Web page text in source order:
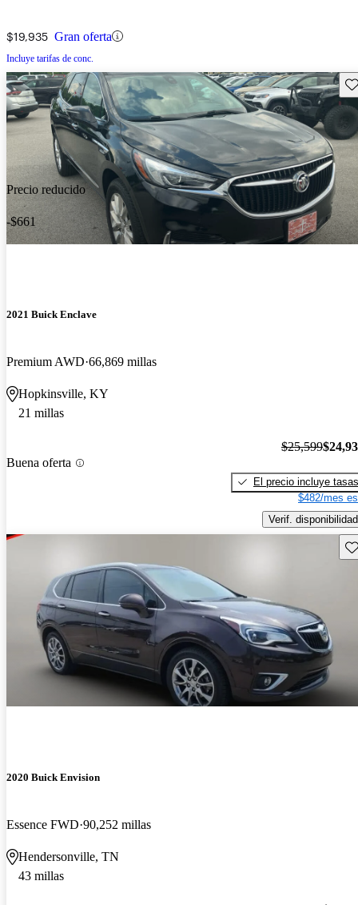
$19,935 Gran oferta
Incluye tarifas de conc.
Precio reducido
-$661
2021 Buick Enclave
Premium AWD 66,869 millas
Hopkinsville, KY
21 millas
Buena oferta
$25,599
El precio incluye tasas
$482/mes
Verif. disponibilidad
2020 Buick Envision
Essence FWD 90,252 millas
Hendersonville, TN
43 millas